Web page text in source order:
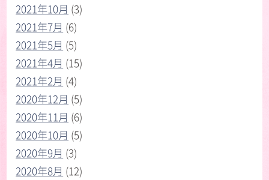
2021年10月 (3)
2021年7月 (6)
2021年5月 (5)
2021年4月 (15)
2021年2月 (4)
2020年12月 (5)
2020年11月 (6)
2020年10月 (5)
2020年9月 (3)
2020年8月 (12)